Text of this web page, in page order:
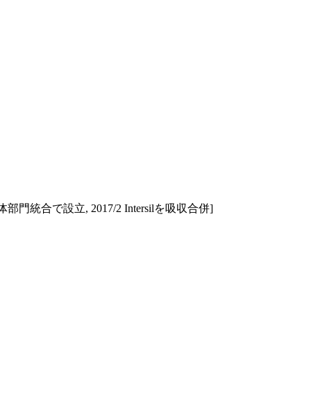
門統合で設立, 2017/2 Intersilを吸収合併]